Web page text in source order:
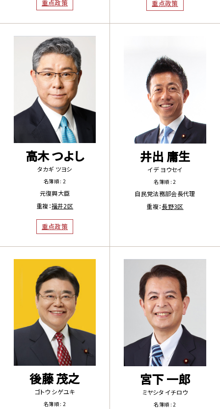
重点政策 重点政策
高木 つよし
タカギ ツヨシ
名簿順 : 2
元復興大臣
重複：福井2区
重点政策
井出 庸生
イデ ヨウセイ
名簿順 : 2
自民党法務部会長代理
重複：長野3区
後藤 茂之
ゴトウ シゲユキ
名簿順 : 2
宮下 一郎
ミヤシタ イチロウ
名簿順 : 2